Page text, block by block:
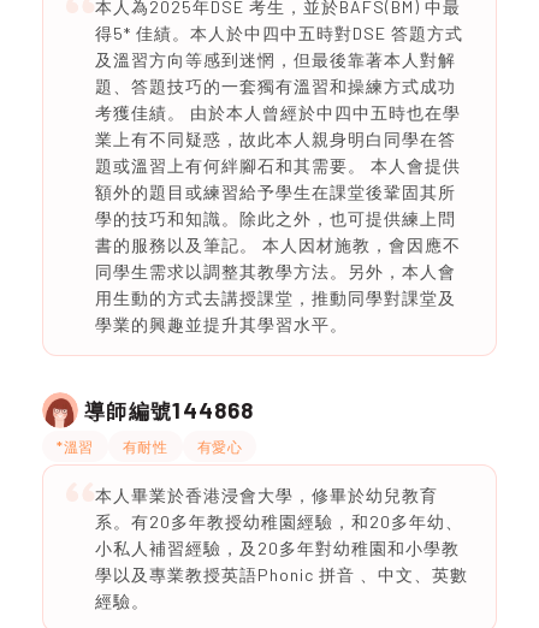
本人為2025年DSE 考生，並於BAFS(BM) 中最
得5* 佳績。本人於中四中五時對DSE 答題方式
及溫習方向等感到迷惘，但最後靠著本人對解
題、答題技巧的一套獨有溫習和操練方式成功
考獲佳績。 由於本人曾經於中四中五時也在學
業上有不同疑惑，故此本人親身明白同學在答
題或溫習上有何絆腳石和其需要。 本人會提供
額外的題目或練習給予學生在課堂後鞏固其所
學的技巧和知識。除此之外，也可提供練上問
書的服務以及筆記。 本人因材施教，會因應不
同學生需求以調整其教學方法。另外，本人會
用生動的方式去講授課堂，推動同學對課堂及
學業的興趣並提升其學習水平。
導師編號144868
*溫習 有耐性 有愛心
本人畢業於香港浸會大學，修畢於幼兒教育
系。有20多年教授幼稚園經驗，和20多年幼、
小私人補習經驗，及20多年對幼稚園和小學教
學以及專業教授英語Phonic 拼音 、中文、英數
經驗。